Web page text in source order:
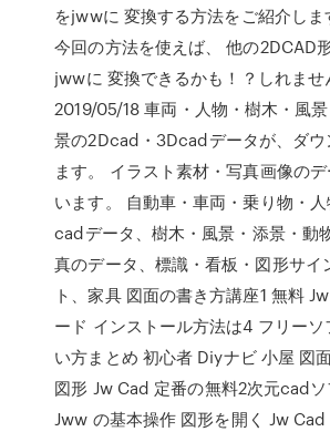
をjwwに 変換する方法をご紹介しま
今回の方法を使えば、 他の2DCAD
jwwに 変換できるかも！？しれませ
2019/05/18 車両・人物・樹木・風
景の2Dcad・3Dcadデータが、ダウ
ます。 イラスト素材・写真画像の
います。 自動車・車両・乗り物・
cadデータ、樹木・風景・添景・動
真のデータ、標識・看板・図形サイ
ト、家具 図面の書き方講座1 無料
ード インストール方法は4 フリー
い方まとめ 初心者 Diyナビ 小屋 図
図形 Jw Cad 定番の無料2次元cad
Jww の基本操作 図形を開く Jw